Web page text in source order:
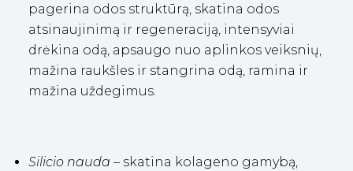
pagerina odos struktūrą, skatina odos
atsinaujinimą ir regeneraciją, intensyviai
drėkina odą, apsaugo nuo aplinkos veiksnių,
mažina raukšles ir stangrina odą, ramina ir
mažina uždegimus.
Silicio nauda – skatina kolageno gamybą,